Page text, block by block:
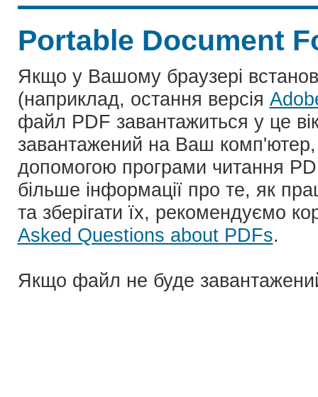
Portable Document
Якщо у Вашому браузері
(наприклад, остання версія
файл PDF завантажиться у це
завантажений на Ваш комп'ютер,
допомогою програми читання
більше інформації про те, як
та зберігати їх, рекомендуємо
Asked Questions about PDFs.
Якщо файл не буде